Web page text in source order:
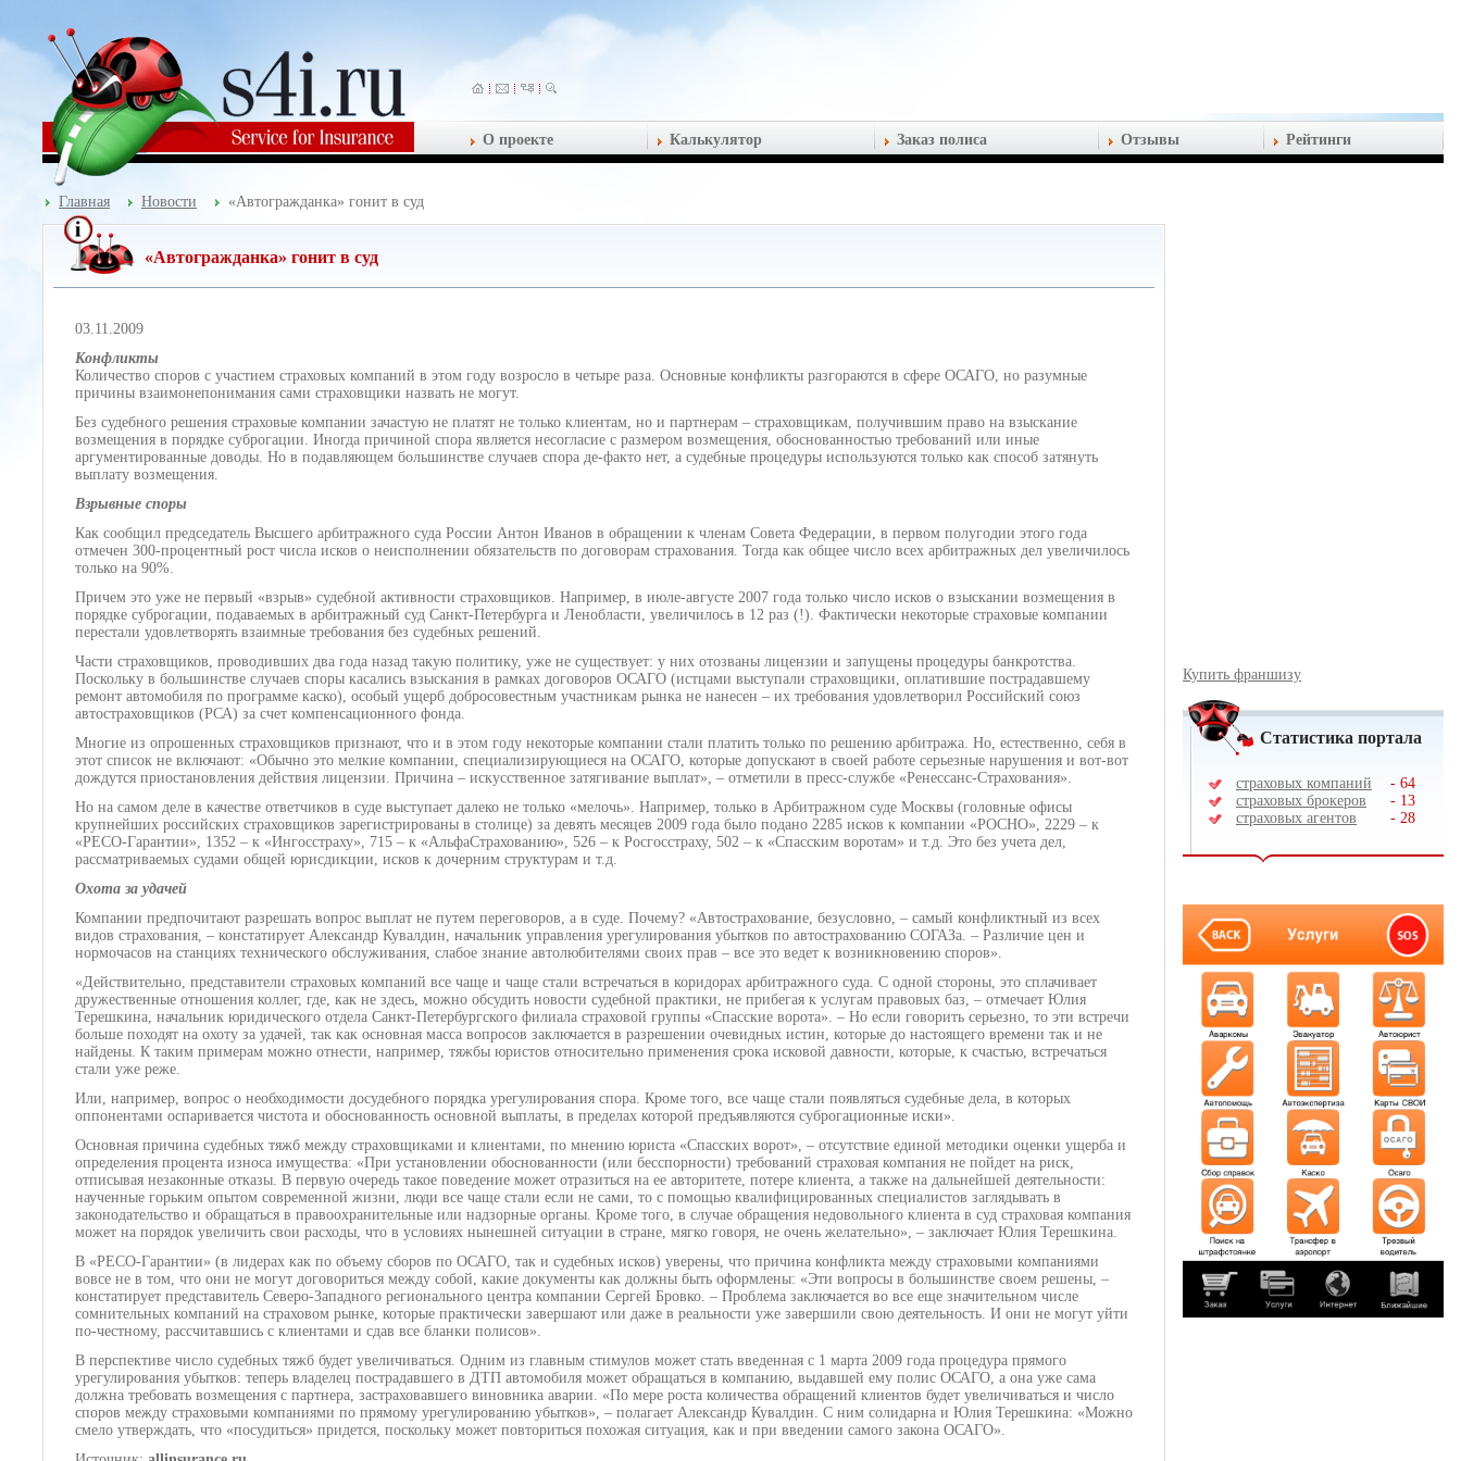
О проекте Калькулятор Заказ полиса Отзывы Рейтинги
Главная Новости «Автогражданка» гонит в суд
«Автогражданка» гонит в суд
03.11.2009
Конфликты
Количество споров с участием страховых компаний в этом году возросло в четыре раза. Основные конфликты разгораются в сфере ОСАГО, но разумные
причины взаимонепонимания сами страховщики назвать не могут.
Без судебного решения страховые компании зачастую не платят не только клиентам, но и партнерам – страховщикам, получившим право на взыскание
возмещения в порядке суброгации. Иногда причиной спора является несогласие с размером возмещения, обоснованностью требований или иные
аргументированные доводы. Но в подавляющем большинстве случаев спора де-факто нет, а судебные процедуры используются только как способ затянуть
выплату возмещения.
Взрывные споры
Как сообщил председатель Высшего арбитражного суда России Антон Иванов в обращении к членам Совета Федерации, в первом полугодии этого года
отмечен 300-процентный рост числа исков о неисполнении обязательств по договорам страхования. Тогда как общее число всех арбитражных дел увеличилось
только на 90%.
Причем это уже не первый «взрыв» судебной активности страховщиков. Например, в июле-августе 2007 года только число исков о взыскании возмещения в
порядке суброгации, подаваемых в арбитражный суд Санкт-Петербурга и Ленобласти, увеличилось в 12 раз (!). Фактически некоторые страховые компании
перестали удовлетворять взаимные требования без судебных решений.
Части страховщиков, проводивших два года назад такую политику, уже не существует: у них отозваны лицензии и запущены процедуры банкротства.
Поскольку в большинстве случаев споры касались взыскания в рамках договоров ОСАГО (истцами выступали страховщики, оплатившие пострадавшему
ремонт автомобиля по программе каско), особый ущерб добросовестным участникам рынка не нанесен – их требования удовлетворил Российский союз
автостраховщиков (РСА) за счет компенсационного фонда.
Многие из опрошенных страховщиков признают, что и в этом году некоторые компании стали платить только по решению арбитража. Но, естественно, себя в
этот список не включают: «Обычно это мелкие компании, специализирующиеся на ОСАГО, которые допускают в своей работе серьезные нарушения и вот-вот
дождутся приостановления действия лицензии. Причина – искусственное затягивание выплат», – отметили в пресс-службе «Ренессанс-Страхования».
Но на самом деле в качестве ответчиков в суде выступает далеко не только «мелочь». Например, только в Арбитражном суде Москвы (головные офисы
крупнейших российских страховщиков зарегистрированы в столице) за девять месяцев 2009 года было подано 2285 исков к компании «РОСНО», 2229 – к
«РЕСО-Гарантии», 1352 – к «Ингосстраху», 715 – к «АльфаСтрахованию», 526 – к Росгосстраху, 502 – к «Спасским воротам» и т.д. Это без учета дел,
рассматриваемых судами общей юрисдикции, исков к дочерним структурам и т.д.
Охота за удачей
Компании предпочитают разрешать вопрос выплат не путем переговоров, а в суде. Почему? «Автострахование, безусловно, – самый конфликтный из всех
видов страхования, – констатирует Александр Кувалдин, начальник управления урегулирования убытков по автострахованию СОГАЗа. – Различие цен и
нормочасов на станциях технического обслуживания, слабое знание автолюбителями своих прав – все это ведет к возникновению споров».
«Действительно, представители страховых компаний все чаще и чаще стали встречаться в коридорах арбитражного суда. С одной стороны, это сплачивает
дружественные отношения коллег, где, как не здесь, можно обсудить новости судебной практики, не прибегая к услугам правовых баз, – отмечает Юлия
Терешкина, начальник юридического отдела Санкт-Петербургского филиала страховой группы «Спасские ворота». – Но если говорить серьезно, то эти встречи
больше походят на охоту за удачей, так как основная масса вопросов заключается в разрешении очевидных истин, которые до настоящего времени так и не
найдены. К таким примерам можно отнести, например, тяжбы юристов относительно применения срока исковой давности, которые, к счастью, встречаться
стали уже реже.
Или, например, вопрос о необходимости досудебного порядка урегулирования спора. Кроме того, все чаще стали появляться судебные дела, в которых
оппонентами оспаривается чистота и обоснованность основной выплаты, в пределах которой предъявляются суброгационные иски».
Основная причина судебных тяжб между страховщиками и клиентами, по мнению юриста «Спасских ворот», – отсутствие единой методики оценки ущерба и
определения процента износа имущества: «При установлении обоснованности (или бесспорности) требований страховая компания не пойдет на риск,
отписывая незаконные отказы. В первую очередь такое поведение может отразиться на ее авторитете, потере клиента, а также на дальнейшей деятельности:
наученные горьким опытом современной жизни, люди все чаще стали если не сами, то с помощью квалифицированных специалистов заглядывать в
законодательство и обращаться в правоохранительные или надзорные органы. Кроме того, в случае обращения недовольного клиента в суд страховая компания
может на порядок увеличить свои расходы, что в условиях нынешней ситуации в стране, мягко говоря, не очень желательно», – заключает Юлия Терешкина.
В «РЕСО-Гарантии» (в лидерах как по объему сборов по ОСАГО, так и судебных исков) уверены, что причина конфликта между страховыми компаниями
вовсе не в том, что они не могут договориться между собой, какие документы как должны быть оформлены: «Эти вопросы в большинстве своем решены, –
констатирует представитель Северо-Западного регионального центра компании Сергей Бровко. – Проблема заключается во все еще значительном числе
сомнительных компаний на страховом рынке, которые практически завершают или даже в реальности уже завершили свою деятельность. И они не могут уйти
по-честному, рассчитавшись с клиентами и сдав все бланки полисов».
В перспективе число судебных тяжб будет увеличиваться. Одним из главным стимулов может стать введенная с 1 марта 2009 года процедура прямого
урегулирования убытков: теперь владелец пострадавшего в ДТП автомобиля может обращаться в компанию, выдавшей ему полис ОСАГО, а она уже сама
должна требовать возмещения с партнера, застраховавшего виновника аварии. «По мере роста количества обращений клиентов будет увеличиваться и число
споров между страховыми компаниями по прямому урегулированию убытков», – полагает Александр Кувалдин. С ним солидарна и Юлия Терешкина: «Можно
смело утверждать, что «посудиться» придется, поскольку может повториться похожая ситуация, как и при введении самого закона ОСАГО».
Купить франшизу
Статистика портала
страховых компаний - 64
страховых брокеров
- 13
страховых агентов
- 28